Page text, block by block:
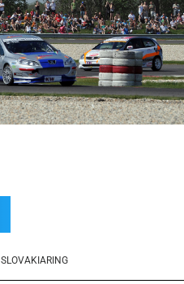
SLOVAKIARING